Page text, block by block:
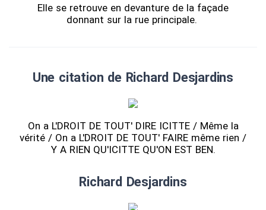
Elle se retrouve en devanture de la façade
donnant sur la rue principale.
Une citation de Richard Desjardins
On a L'DROIT DE TOUT' DIRE ICITTE / Même la
vérité / On a L'DROIT DE TOUT' FAIRE même rien /
Y A RIEN QU'ICITTE QU'ON EST BEN.
Richard Desjardins